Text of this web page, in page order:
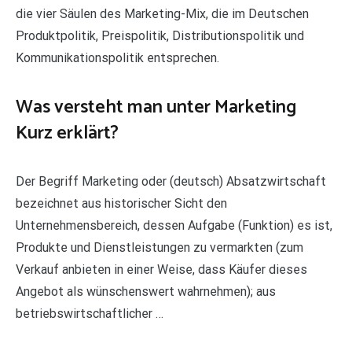
die vier Säulen des Marketing-Mix, die im Deutschen
Produktpolitik, Preispolitik, Distributionspolitik und
Kommunikationspolitik entsprechen.
Was versteht man unter Marketing
Kurz erklärt?
Der Begriff Marketing oder (deutsch) Absatzwirtschaft
bezeichnet aus historischer Sicht den
Unternehmensbereich, dessen Aufgabe (Funktion) es ist,
Produkte und Dienstleistungen zu vermarkten (zum
Verkauf anbieten in einer Weise, dass Käufer dieses
Angebot als wünschenswert wahrnehmen); aus
betriebswirtschaftlicher …